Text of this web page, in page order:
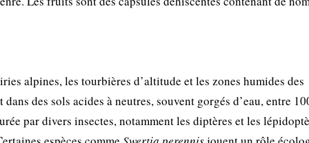
alpines, les tourbières d’altitude et les zones humides des
des sols acides à neutres, souvent gorgés d’eau, entre
par divers insectes, notamment les diptères et les